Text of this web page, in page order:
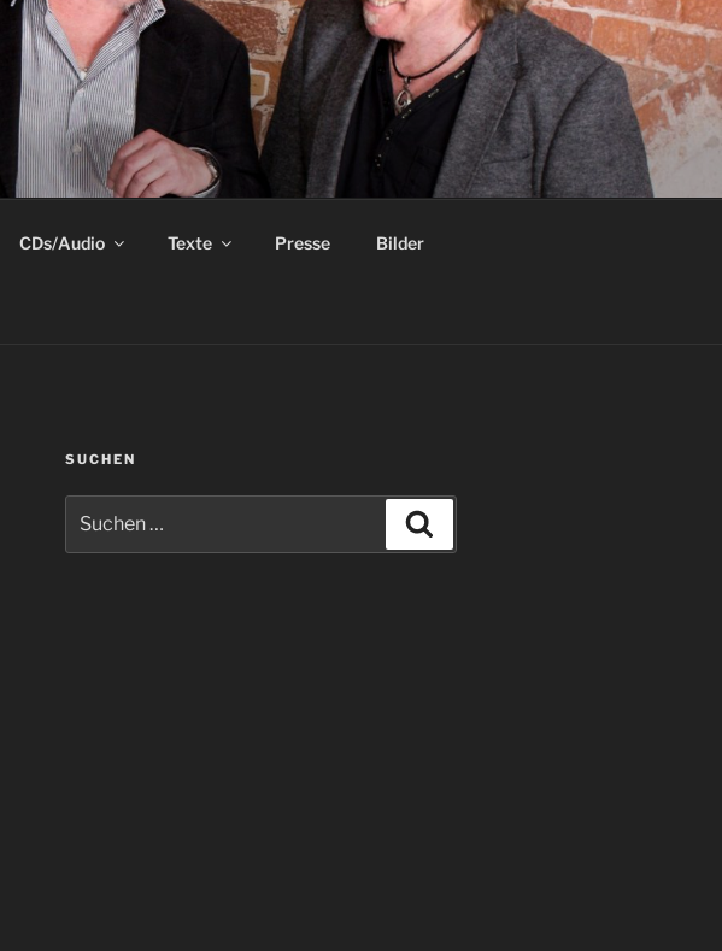
CDs/Audio Texte Presse Bilder
SUCHEN
nach: